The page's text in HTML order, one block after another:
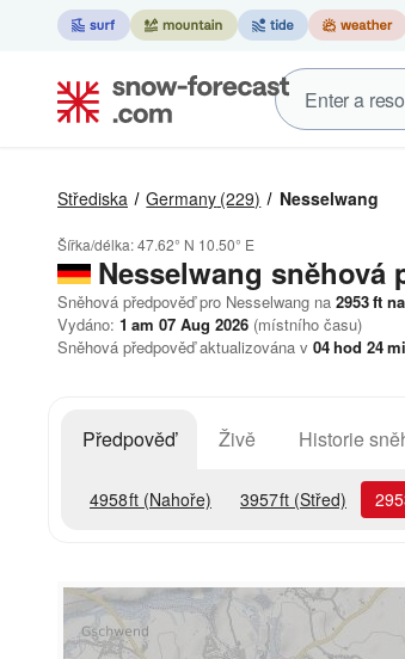
Střediska Germany (229) Nesselwang
Šířka/délka:47.62° N 10.50° E
Nesselwang sněhová
Sněhová předpověď pro Nesselwang na 2953ft
Vydáno: 1 am 07 Aug 2026 (místního času)
Sněhová předpověď aktualizována v 04hod 24
Předpověď Živě Historie
4958ft (Nahoře) 3957ft (Střed)